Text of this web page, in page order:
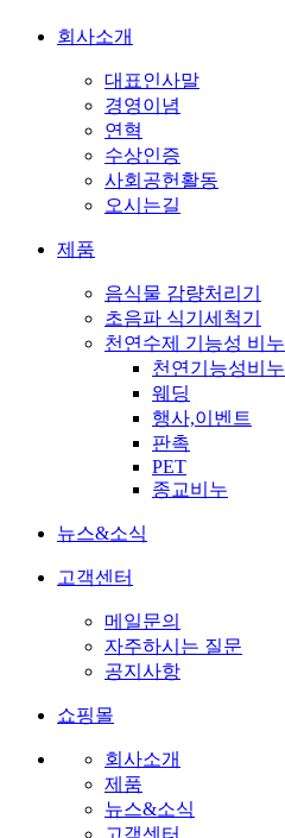
회사소개
대표인사말
경영이념
연혁
수상인증
사회공헌활동
오시는길
제품
음식물 감량처리기
초음파 식기세척기
천연수제 기능성 비누
천연기능성비누
웨딩
행사,이벤트
판촉
PET
종교비누
뉴스&소식
고객센터
메일문의
자주하시는 질문
공지사항
쇼핑몰
회사소개
제품
뉴스&소식